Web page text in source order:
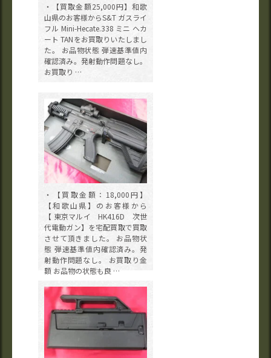
・【買取金額25,000円】和歌
山県のお客様からS&T ガスライ
フル Mini-Hecate.338 ミニ ヘカ
ート TANをお買取りいたしまし
た。 お品物状態 弾速基準値内
確認済み。発射動作問題なし。
お買取り …
・【買取金額：18,000円】
【和歌山県】のお客様から
【 東京マルイ HK416D 次世
代電動ガン】を宅配買取で買取
させて頂きました。 お品物状
態 弾速基準値内確認済み。発
射動作問題なし。 お買取り金
額 お品物の状態も良 …